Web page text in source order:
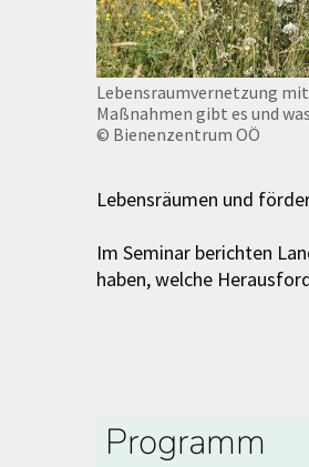
Lebensraumvernetzung
Maßnahmen gibt es und
© Bienenzentrum OÖ
Lebensräumen und
Im Seminar berichten
haben, welche
Programm